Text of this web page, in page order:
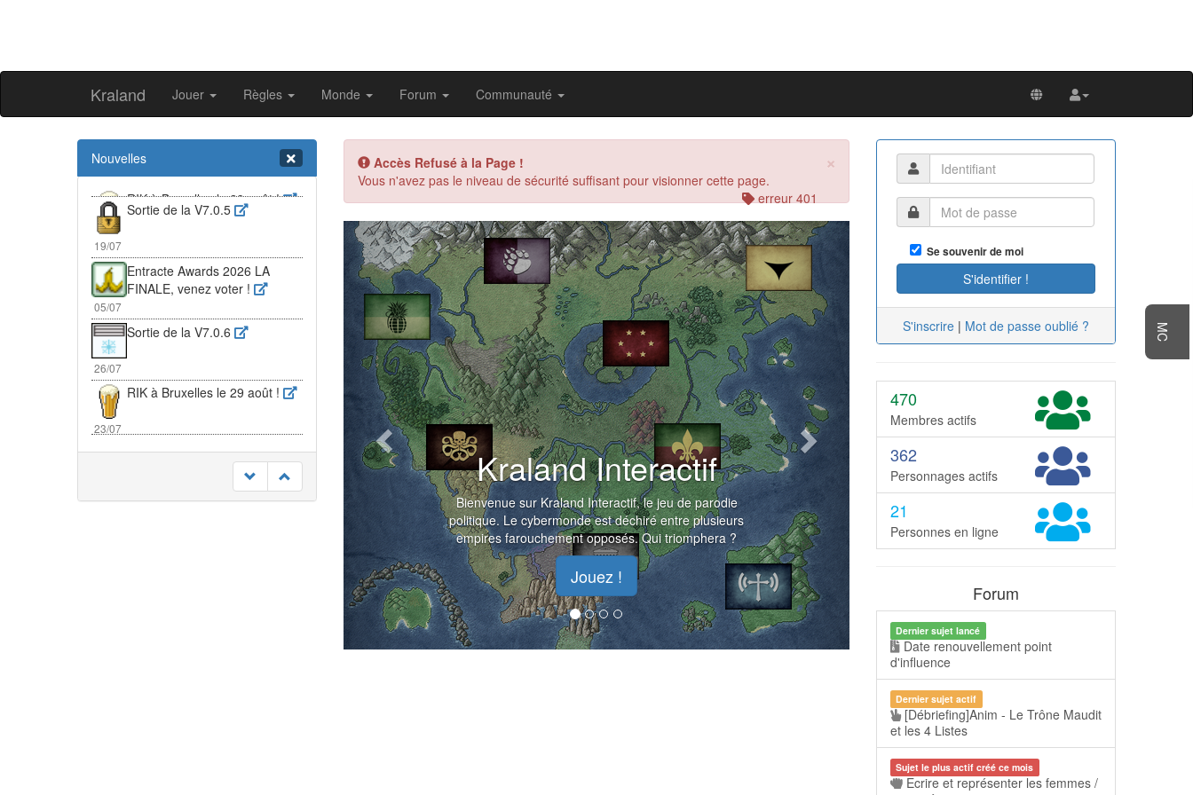
Kraland Jouer Règles Monde Forum Communauté
Nouvelles
19/07
Sortie de la V7.0.5
05/07
Entracte Awards 2026 LA
FINALE, venez voter !
26/07
Sortie de la V7.0.6
23/07
RIK à Bruxelles le 29 août !
×
Accès Refusé à la Page !
Vous n'avez pas le niveau de sécurité suffisant pour visionner cette page.
erreur 401
Kraland Interactif
Bienvenue sur Kraland Interactif, le jeu de parodie
politique. Le cybermonde est déchiré entre plusieurs
empires farouchement opposés. Qui triomphera ?
Jouez !
Previous Next
Se souvenir de moi
S'inscrire | Mot de passe oublié ?
470
Membres actifs
362
Personnages actifs
21
Personnes en ligne
Forum
Dernier sujet lancé
Date renouvellement point
d'influence
Dernier sujet actif
[Débriefing]Anim - Le Trône Maudit
et les 4 Listes
Sujet le plus actif créé ce mois
Ecrire et représenter les femmes /
MC